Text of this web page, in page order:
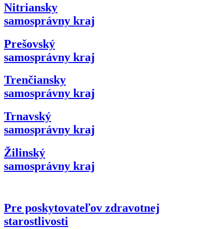
Nitriansky
samosprávny kraj
Prešovský
samosprávny kraj
Trenčiansky
samosprávny kraj
Trnavský
samosprávny kraj
Žilinský
samosprávny kraj
Pre poskytovateľov zdravotnej
starostlivosti